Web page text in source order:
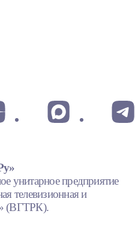
унитарное предприятие
телевизионная и
(ВГТРК).